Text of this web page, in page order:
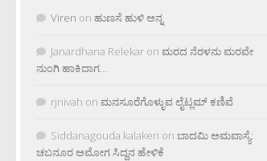
Viren on ಹುಣಸೆ ಹುಳಿ ಅನ್ನ
Janardhana Relekar on ಮರದ ನೆರಳನು ಮರವೇ
ನುಂಗಿ ಹಾಕಿದಾಗ…
rjnivah on ಮನಸೂರೆಗೊಳ್ಳುವ ಲೈಟ್ಲಮ್ ಕಣಿವೆ
Siddanagouda kalakeri on ಬಾದಮಿ ಅಮವಾಸ್ಯೆ:
ಚಬನೂರ ಅಮೋಗ ಸಿದ್ದನ ಹೇಳಿಕೆ